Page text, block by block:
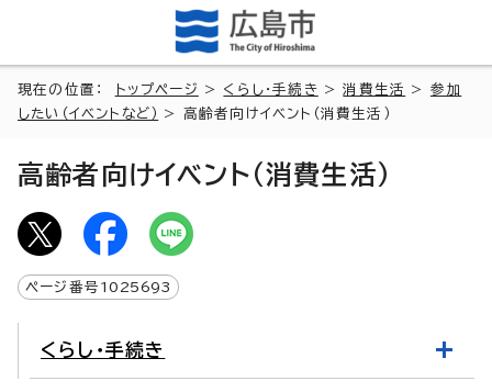
現在の位置： トップページ > くらし・手続き >消費生活 > 参加
したい（イベントなど）
> 高齢者向けイベント（消費生活）
高齢者向けイベント（消費生活）
ページ番号 1025693
くらし・手続き